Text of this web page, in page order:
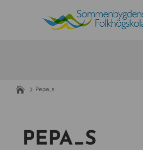
Pepa_s
PEPA_S